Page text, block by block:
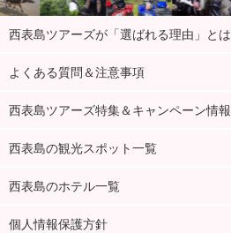
西表島ツアーズが「選ばれる理由」とは
よくある質問＆注意事項
西表島ツアーズ特集＆キャンペーン情報
西表島の観光スポット一覧
西表島のホテル一覧
個人情報保護方針